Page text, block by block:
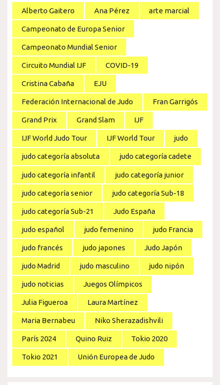
Alberto Gaitero Ana Pérez arte marcial
Campeonato de Europa Senior
Campeonato Mundial Senior
Circuito Mundial IJF COVID-19
Cristina Cabaña EJU
Federación Internacional de Judo Fran Garrigós
Grand Prix Grand Slam IJF
IJF World Judo Tour IJF World Tour judo
judo categoría absoluta judo categoría cadete
judo categoría infantil judo categoría junior
judo categoría senior judo categoría Sub-18
judo categoría Sub-21 Judo España
judo español judo femenino judo Francia
judo francés judo japones Judo Japón
judo Madrid judo masculino judo nipón
judo noticias Juegos Olímpicos
Julia Figueroa Laura Martínez
Maria Bernabeu Niko Sherazadishvili
París 2024 Quino Ruiz Tokio 2020
Tokio 2021 Unión Europea de Judo